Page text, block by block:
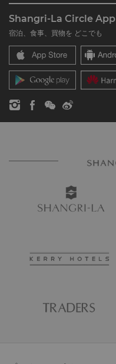
よくあるお問合せや質問
SLCに関するお問い合わせ
シャングリ・ラ ブランド
シャングリ・ラ センター
レジデンス
お問い合わせ
採用情報
企業の社会的責任
ニュース
Shangri-La Circle App
宿泊、食事、買物を どこでも